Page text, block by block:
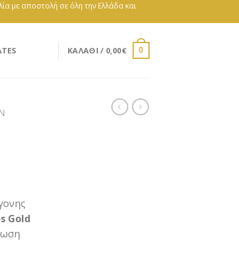
με αποστολή σε όλη την Ελλάδα και
ΚΑΛΆΘΙ / 0,00€ 0
Gold